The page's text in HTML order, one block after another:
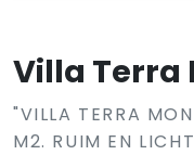
Villa Terra
"VILLA TERRA
M2. RUIM EN